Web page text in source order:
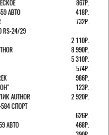
867Р.
АВТО
418Р.
732Р.
RS-24/29
2 110Р.
8 990Р.
5 310Р.
574Р.
986Р.
123Р.
AUTHOR
2 920Р.
584 СПОРТ
626Р.
АВТО
468Р.